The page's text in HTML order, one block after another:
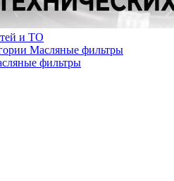
и ТО
Масляные фильтры
фильтры